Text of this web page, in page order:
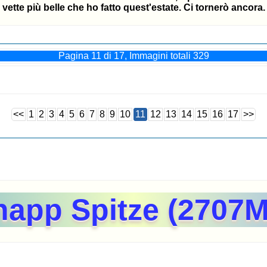
vette più belle che ho fatto quest'estate. Ci tornerò ancora.
Pagina 11 di 17, Immagini totali 329
<< 1 2 3 4 5 6 7 8 9 10 11 12 13 14 15 16 17 >>
Spitze